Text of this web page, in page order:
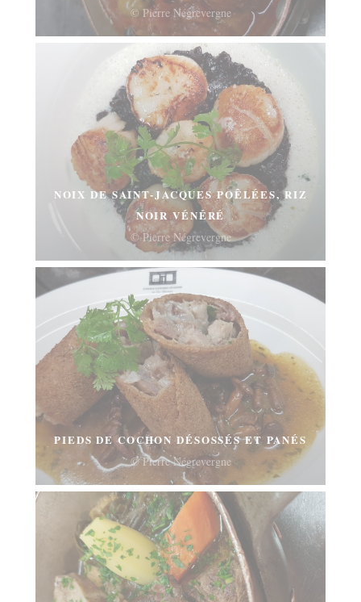
© Pierre Négrevergne
NOIX DE SAINT-JACQUES POÊLÉES, RIZ
NOIR VÉNÉRÉ
© Pierre Négrevergne
PIEDS DE COCHON DÉSOSSÉS ET PANÉS
© Pierre Négrevergne